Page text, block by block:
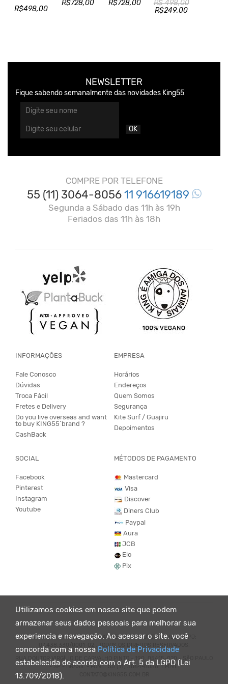
R$498,00
R$728,00 R$728,00
R$ 498,00
R$249,00
Utilizamos cookies em nosso site que podem
armazenar seus dados pessoais para melhorar sua
experiencia e navegação. Ao acessar o site, você
concorda com a nossa Política de Privacidade
estabelecida de acordo com o Art. 5 da LGPD (Lei
13.709/2018).
NEWSLETTER
Fique sabendo semanalmente das novidades King55
OK
COMPRE POR TELEFONE
55 (11) 3064-805611 916619189
Segunda a Sábado das 11h às 19h
Feriados das 11h às 18h
INFORMAÇÕES
Fale Conosco
Dúvidas
Troca Fácil
Fretes e Delivery
Do you live overseas and want
to buy KING55´brand ?
CashBack
EMPRESA
Horários
Endereços
Quem Somos
Segurança
Kite Surf / Guajiru
Depoimentos
SOCIAL
Facebook
Pinterest
Instagram
Youtube
MÉTODOS DE PAGAMENTO
Mastercard
Visa
Discover
Diners Club
Paypal
Aura
JCB
Elo
Pix
© KING55 - LOJA DE ROUPAS VEGANO E SUSTENTÁVEL. CNPJ:
07.438.330/0001-02 . TODOS OS DIREITOS RESERVADOS.
RUA DOUTOR VIRGÍLIO DE CARVALHO PINTO - 190, 05415-020 - SÃO PAULO
- SP - BRASIL - FONE: 55 (11) 3064-8056. EMAIL: